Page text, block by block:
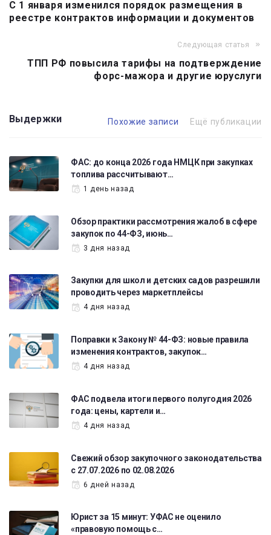
по
записям
С 1 января изменился порядок размещения в
реестре контрактов информации и документов
Следующая статья
ТПП РФ повысила тарифы на подтверждение
форс-мажора и другие юруслуги
Выдержки Похожие записи Ещё публикации
ФАС: до конца 2026 года НМЦК при закупках
топлива рассчитывают…
1 день назад
Обзор практики рассмотрения жалоб в сфере
закупок по 44-ФЗ, июнь…
3 дня назад
Закупки для школ и детских садов разрешили
проводить через маркетплейсы
4 дня назад
Поправки к Закону № 44-ФЗ: новые правила
изменения контрактов, закупок…
4 дня назад
ФАС подвела итоги первого полугодия 2026
года: цены, картели и…
4 дня назад
Свежий обзор закупочного законодательства
с 27.07.2026 по 02.08.2026
6 дней назад
Юрист за 15 минут: УФАС не оценило
«правовую помощь с…